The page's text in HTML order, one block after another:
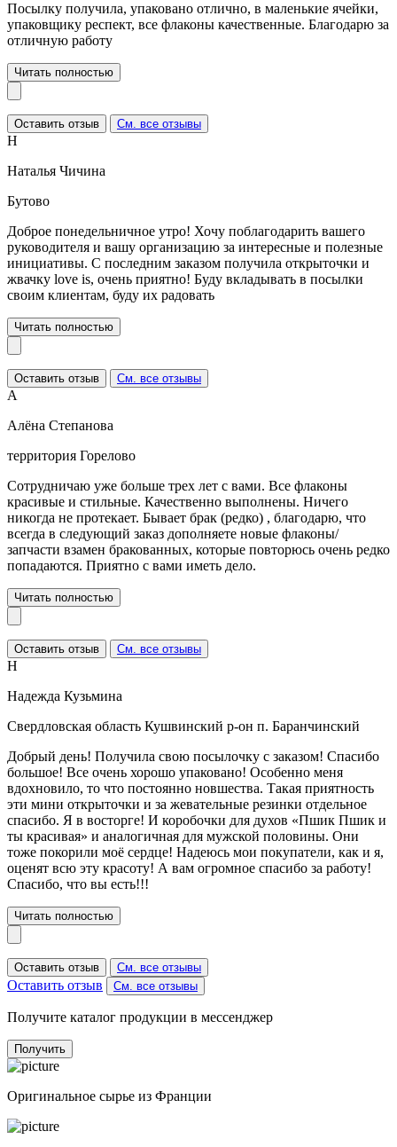
Посылку получила, упаковано отлично, в маленькие ячейки,
упаковщику респект, все флаконы качественные. Благодарю за
отличную работу
Читать полностью
Оставить отзыв См. все отзывы
Н
Наталья Чичина
Бутово
Доброе понедельничное утро! Хочу поблагодарить вашего
руководителя и вашу организацию за интересные и полезные
инициативы. С последним заказом получила открыточки и
жвачку love is, очень приятно! Буду вкладывать в посылки
своим клиентам, буду их радовать
Читать полностью
Оставить отзыв См. все отзывы
А
Алёна Степанова
территория Горелово
Сотрудничаю уже больше трех лет с вами. Все флаконы
красивые и стильные. Качественно выполнены. Ничего
никогда не протекает. Бывает брак (редко) , благодарю, что
всегда в следующий заказ дополняете новые флаконы/
запчасти взамен бракованных, которые повторюсь очень редко
попадаются. Приятно с вами иметь дело.
Читать полностью
Оставить отзыв См. все отзывы
Н
Надежда Кузьмина
Свердловская область Кушвинский р-он п. Баранчинский
Добрый день! Получила свою посылочку с заказом! Спасибо
большое! Все очень хорошо упаковано! Особенно меня
вдохновило, то что постоянно новшества. Такая приятность
эти мини открыточки и за жевательные резинки отдельное
спасибо. Я в восторге! И коробочки для духов «Пшик Пшик и
ты красивая» и аналогичная для мужской половины. Они
тоже покорили моё сердце! Надеюсь мои покупатели, как и я,
оценят всю эту красоту! А вам огромное спасибо за работу!
Спасибо, что вы есть!!!
Читать полностью
Оставить отзыв См. все отзывы
Оставить отзыв См. все отзывы
Получите каталог продукции в мессенджер
Получить
Оригинальное сырье из Франции